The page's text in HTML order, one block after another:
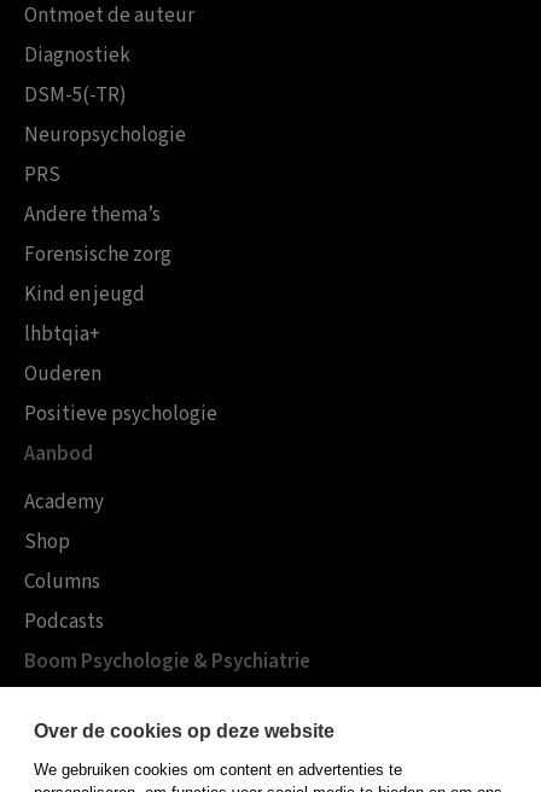
Ontmoet de auteur
Diagnostiek
DSM-5(-TR)
Neuropsychologie
PRS
Andere thema’s
Forensische zorg
Kind en jeugd
lhbtqia+
Ouderen
Positieve psychologie
Aanbod
Academy
Shop
Columns
Podcasts
Boom Psychologie & Psychiatrie
Over de cookies op deze website
We gebruiken cookies om content en advertenties te